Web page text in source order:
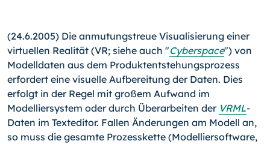
(24.6.2005) Die anmutungstreue Visualisierung einer
virtuellen Realität (VR; siehe auch "Cyberspace") von
Modelldaten aus dem Produktentstehungsprozess
erfordert eine visuelle Aufbereitung der Daten. Dies
erfolgt in der Regel mit großem Aufwand im
Modelliersystem oder durch Überarbeiten der VRML-
Daten im Texteditor. Fallen Änderungen am Modell an,
so muss die gesamte Prozesskette (Modelliersoftware,